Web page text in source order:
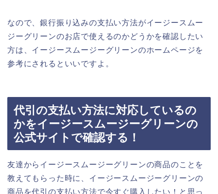
なので、銀行振り込みの支払い方法がイージースムー
ジーグリーンのお店で使えるのかどうかを確認したい
方は、イージースムージーグリーンのホームページを
参考にされるといいですよ。
代引の支払い方法に対応しているの
かをイージースムージーグリーンの
公式サイトで確認する！
友達からイージースムージーグリーンの商品のことを
教えてもらった時に、イージースムージーグリーンの
商品を代引の支払い方法で今すぐ購入したい！と思っ